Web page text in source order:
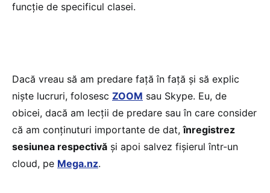
funcție de specificul clasei.
Dacă vreau să am predare față în față și să explic
niște lucruri, folosesc ZOOM sau Skype. Eu, de
obicei, dacă am lecții de predare sau în care consider
că am conținuturi importante de dat,înregistrez
sesiunea respectivă și apoi salvez fișierul într-un
cloud, pe Mega.nz.